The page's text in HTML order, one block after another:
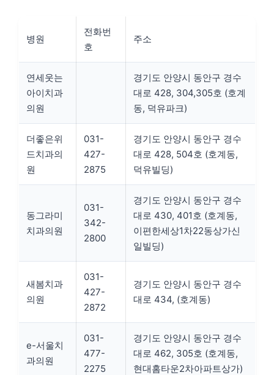
병원
전화번
호
주소
연세웃는
아이치과
의원
경기도 안양시 동안구 경수
대로 428, 304,305호 (호계
동, 덕유파크)
더좋은위
드치과의
원
031-
427-
2875
경기도 안양시 동안구 경수
대로 428, 504호 (호계동,
덕유빌딩)
동그라미
치과의원
031-
342-
2800
경기도 안양시 동안구 경수
대로 430, 401호 (호계동,
이편한세상1차22동상가신
일빌딩)
새봄치과
의원
031-
427-
2872
경기도 안양시 동안구 경수
대로 434, (호계동)
e-서울치
과의원
031-
477-
2275
경기도 안양시 동안구 경수
대로 462, 305호 (호계동,
현대홈타운2차아파트상가)